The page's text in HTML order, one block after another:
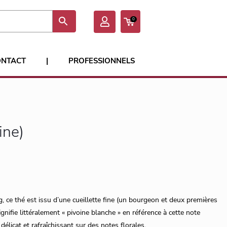
| PROFESSIONNELS
0
ce thé est issu d’une cueillette fine (un bourgeon et deux premières
littéralement « pivoine blanche » en référence à cette note